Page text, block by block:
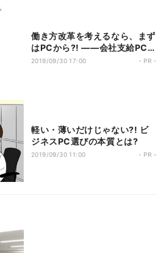
働き方改革を考えるなら、まず
はPCから?! ――会社支給PC
に、現場が抱く不満とは?
2019/09/30 17:00 - PR -
軽い・薄いだけじゃない?! ビ
ジネスPC選びの本質とは?
2019/09/30 11:00 - PR -